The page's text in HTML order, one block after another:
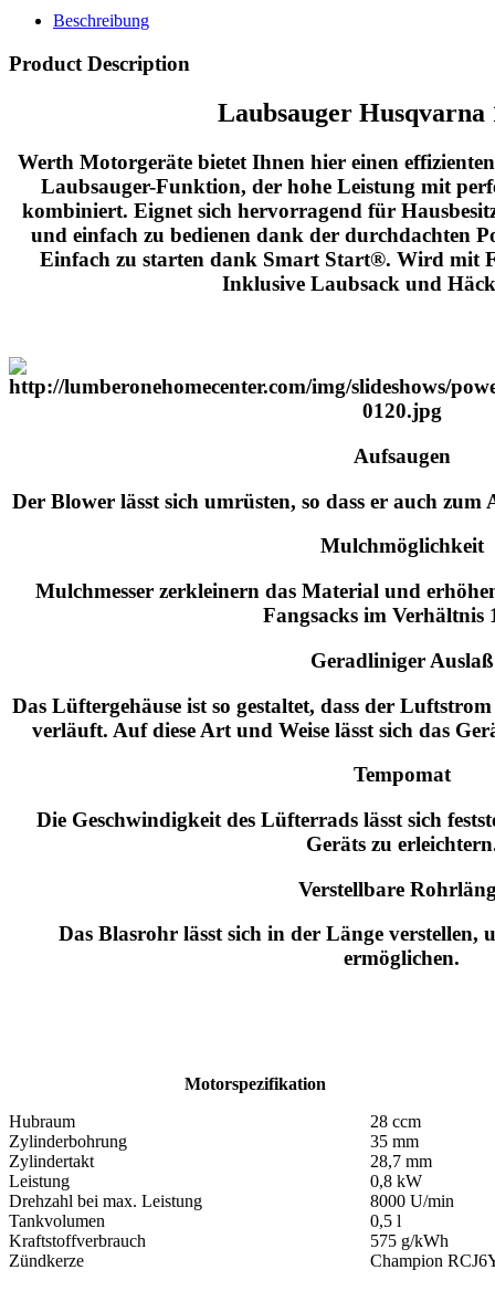
Beschreibung
Product Description
Laubsauger Husqvarna
Werth Motorgeräte bietet Ihnen hier einen
Laubsauger-Funktion, der hohe Leistung mit
kombiniert. Eignet sich hervorragend für
und einfach zu bedienen dank der durchdachten
Einfach zu starten dank Smart Start®. Wird mit
Inklusive Laubsack und
Aufsaugen
Der Blower lässt sich umrüsten, so dass er auch
Mulchmöglichkeit
Mulchmesser zerkleinern das Material und
Fangsacks im Verhältnis
Geradliniger Auslaß
Das Lüftergehäuse ist so gestaltet, dass der
verläuft. Auf diese Art und Weise lässt sich das
Tempomat
Die Geschwindigkeit des Lüfterrads lässt sich
Geräts zu
Verstellbare
Das Blasrohr lässt sich in der Länge verstellen,
ermöglichen.
Motorspezifikation
Hubraum
28 ccm
Zylinderbohrung
35 mm
Zylindertakt
28,7 mm
Leistung
0,8 kW
Drehzahl bei max. Leistung
8000 U/min
Tankvolumen
0,5 l
Kraftstoffverbrauch
575 g/kWh
Zündkerze
Champion